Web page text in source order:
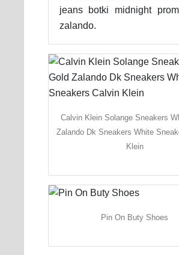
jeans botki midnight
zalando.
Calvin Klein Solange Sneakers
Zalando Dk Sneakers White
Klein
Pin On Buty Shoes